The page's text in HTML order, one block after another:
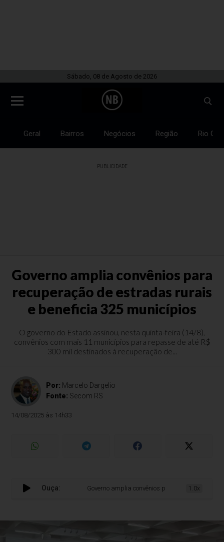
Sábado, 08 de Agosto de 2026
Geral Bairros Negócios Região Rio
PUBLICIDADE
Governo amplia convênios para
recuperação de estradas rurais
e beneficia 325 municípios
O governo do Estado assinou, nesta quinta-feira (14/8),
convênios com mais 11 municípios para repasse de até R$
300 mil destinados à recuperação de...
Por: Marcelo Dargelio
Fonte: Secom RS
14/08/2025 às 14h33
Ouça: Governo amplia convênios para recuperação de
1.0x